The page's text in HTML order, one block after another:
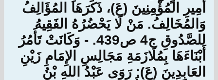
أَمِيرِ المُؤْمِنِينَ (عَ)، ذَكَرَهَا المُؤَالِفُ
وَالمُخَالِفُ. مَنْ لَا يَحْضُرُهُ الفَقِيهُ
للصَّدُوقِ ج4 ص439. - وَكَانَتْ تَأَمُرُ
أَبْنَاءَهَا بِمُلَازَمَةِ مَجَالِسِ الإِمَامِ زَيْنِ
العَابِدِينَ (عَ): رَوَى عَبْدُ اللهِ بْنُ